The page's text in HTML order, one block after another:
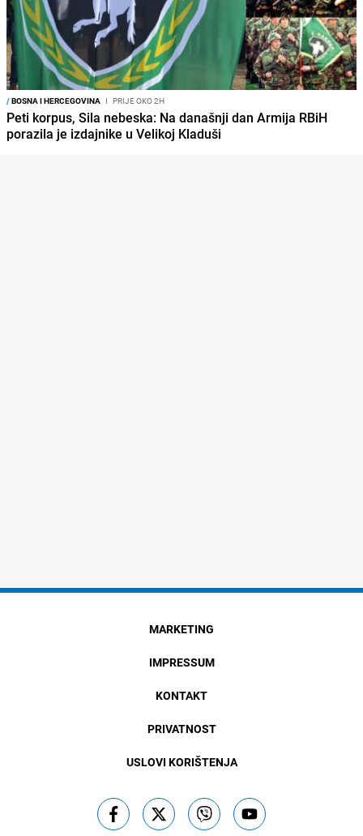
/BOSNA I HERCEGOVINA I PRIJE OKO 2H
Peti korpus, Sila nebeska: Na današnji dan Armija RBiH
porazila je izdajnike u Velikoj Kladuši
MARKETING
IMPRESSUM
KONTAKT
PRIVATNOST
USLOVI KORIŠTENJA